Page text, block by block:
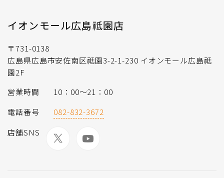
イオンモール広島祗園店
〒731-0138
広島県広島市安佐南区祗園3-2-1-230 イオンモール広島祗
園2F
営業時間
10：00～21：00
電話番号
082-832-3672
店舗SNS